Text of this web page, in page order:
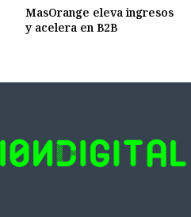
MasOrange eleva ingresos
y acelera en B2B